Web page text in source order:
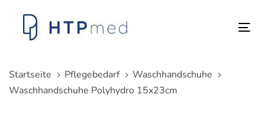
überspringen
springen
Startseite
Pflegebedarf
Waschhandschuhe
Waschhandschuhe Polyhydro 15x23cm